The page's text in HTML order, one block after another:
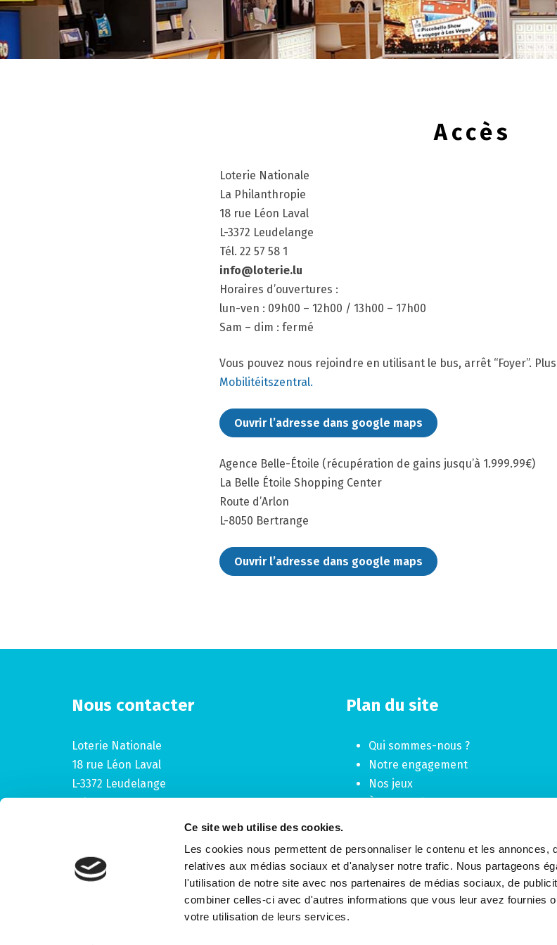
Ce site web utilise des cookies.
Les cookies nous permettent de personnaliser le contenu et les annonces,
relatives aux médias sociaux et d'analyser notre trafic. Nous partageons
l'utilisation de notre site avec nos partenaires de médias sociaux, de
combiner celles-ci avec d'autres informations que vous leur avez fournies
votre utilisation de leurs services.
Accès
Loterie Nationale
La Philanthropie
18 rue Léon Laval
L-3372 Leudelange
Tél. 22 57 58 1
info@loterie.lu
Horaires d’ouvertures :
lun-ven : 09h00 – 12h00 / 13h00 – 17h00
Sam – dim : fermé
Vous pouvez nous rejoindre en utilisant le bus, arrêt “Foyer”.
Mobilitéitszentral.
Ouvrir l’adresse dans google maps
Agence Belle-Étoile (récupération de gains jusqu’à 1.999.99€)
La Belle Étoile Shopping Center
Route d’Arlon
L-8050 Bertrange
Ouvrir l’adresse dans google maps
Nous contacter
Loterie Nationale
18 rue Léon Laval
L-3372 Leudelange
Tel : +352 22 57 58-1
Plan du site
Qui sommes-nous ?
Notre engagement
Nos jeux
À propos de nos gagnants
Politique de gestion des cookies
© Loterie Nationale, tous droits réservés.